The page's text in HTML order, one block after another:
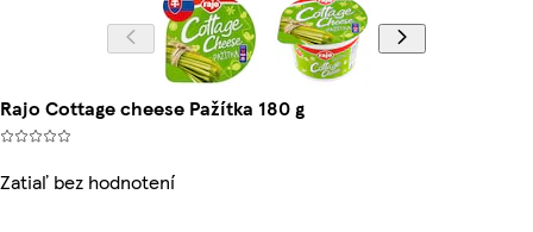
Rajo Cottage cheese Pažítka 180 g
Zatiaľ bez hodnotení